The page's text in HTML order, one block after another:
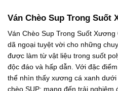
t
ừ
6
.
0
0
0
0
Ván Chèo Sup Trong Suốt
Ván Chèo Sup Trong Suốt
dã ngoại tuyệt vời cho những
được làm từ vật liệu trong suốt
độc đáo và hấp dẫn. Với đặc
thể nhìn thấy xương cá xanh
chèo SUP; mang đến trải